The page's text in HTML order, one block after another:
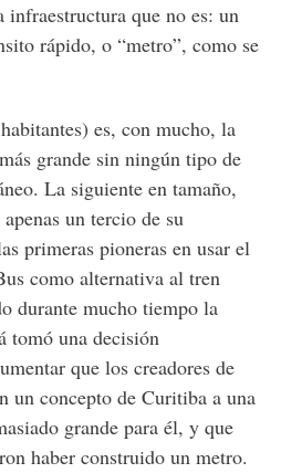
infraestructura que no es: un
rápido, o “metro”, como se
es, con mucho, la
grande sin ningún tipo de
La siguiente en tamaño,
un tercio de su
primeras pioneras en usar el
como alternativa al tren
durante mucho tiempo la
tomó una decisión
que los creadores de
un concepto de Curitiba a una
grande para él, y que
haber construido un metro.